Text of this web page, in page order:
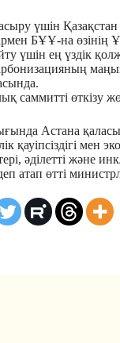
үшін
БҰҰ-на
үшін ең үздік
саммитті өткізу
Астана
қауіпсіздігі
әділетті
атап өтті